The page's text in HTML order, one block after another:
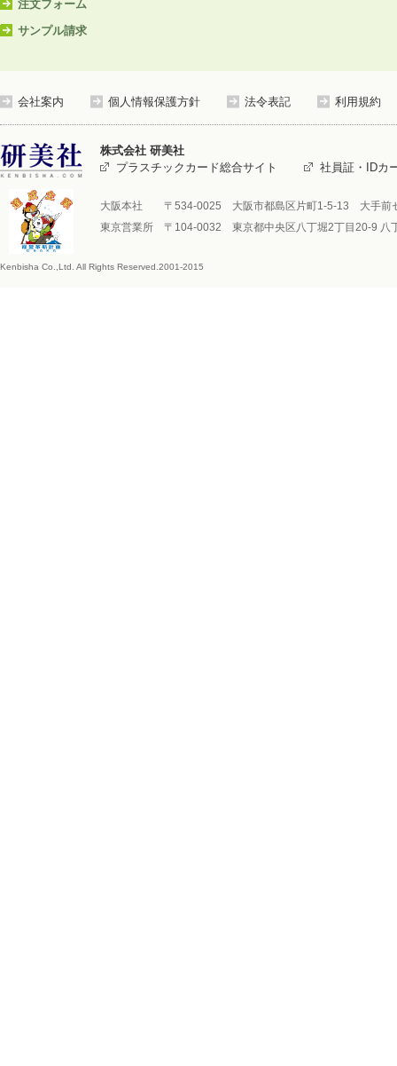
注文フォーム
サンプル請求
会社案内 個人情報保護方針 法令表記 利用規約
株式会社 研美社
プラスチックカード総合サイト
社員証・IDカ
大阪本社 〒534-0025 大阪市都島区片町1-5-13 大手前
東京営業所 〒104-0032 東京都中央区八丁堀2丁目20-9
Kenbisha Co.,Ltd. All Rights Reserved.2001-2015